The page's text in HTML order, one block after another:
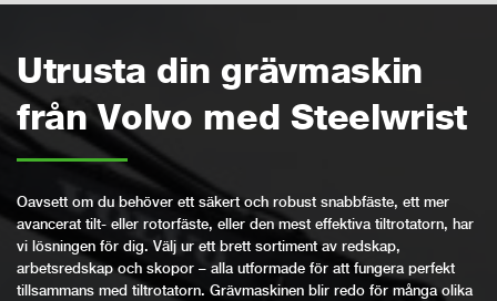
Utrusta din grävmaskin
från Volvo med Steelwrist
Oavsett om du behöver ett säkert och robust snabbfäste, ett mer
avancerat tilt- eller rotorfäste, eller den mest effektiva tiltrotatorn, har
vi lösningen för dig. Välj ur ett brett sortiment av redskap,
arbetsredskap och skopor – alla utformade för att fungera perfekt
tillsammans med tiltrotatorn. Grävmaskinen blir redo för många olika